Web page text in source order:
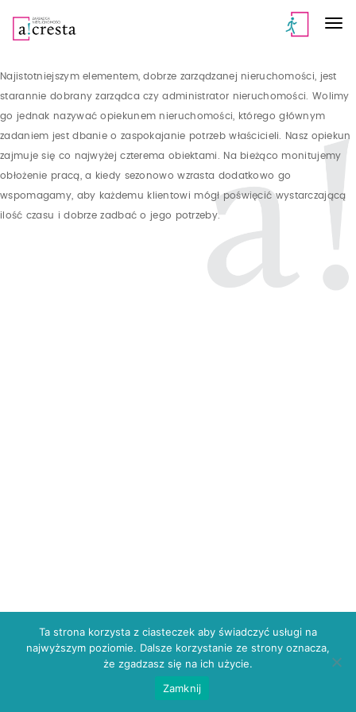
Najistotniejszym elementem, dobrze zarządzanej nieruchomości, jest
starannie dobrany zarządca czy administrator nieruchomości. Wolimy
go jednak nazywać opiekunem nieruchomości, którego głównym
zadaniem jest dbanie o zaspokajanie potrzeb właścicieli. Nasz opiekun
zajmuje się co najwyżej czterema obiektami. Na bieżąco monitujemy
obłożenie pracą, a kiedy sezonowo wzrasta dodatkowo go
wspomagamy, aby każdemu klientowi mógł poświęcić wystarczającą
ilość czasu i dobrze zadbać o jego potrzeby.
Ta strona korzysta z ciasteczek aby świadczyć usługi na
najwyższym poziomie. Dalsze korzystanie ze strony oznacza,
że zgadzasz się na ich użycie.
Zamknij